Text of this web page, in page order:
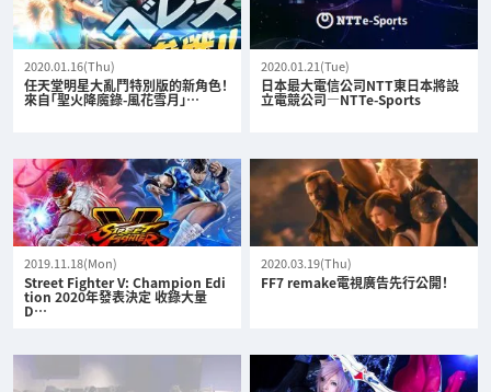
2020.01.16(Thu)
任天堂明星大亂鬥特別版的新角色！
來自「聖火降魔錄-風花雪月」…
2020.01.21(Tue)
日本最大電信公司NTT東日本將設
立電競公司—NTTe-Sports
2019.11.18(Mon)
Street Fighter V: Champion Edi
tion 2020年發表決定 收錄大量
D…
2020.03.19(Thu)
FF7 remake電視廣告先行公開！